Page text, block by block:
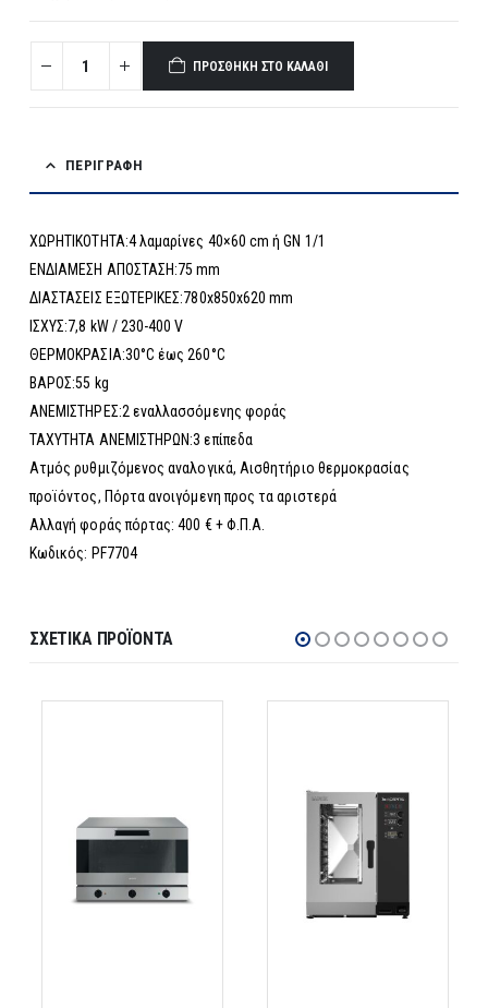
ΠΡΟΣΘΉΚΗ ΣΤΟ ΚΑΛΆΘΙ
ΠΕΡΙΓΡΑΦΉ
ΧΩΡΗΤΙΚΟΤΗΤΑ:4 λαμαρίνες 40×60 cm ή GN 1/1
ΕΝΔΙΑΜΕΣΗ ΑΠΟΣΤΑΣΗ:75 mm
ΔΙΑΣΤΑΣΕΙΣ ΕΞΩΤΕΡΙΚΕΣ:780x850x620 mm
ΙΣΧΥΣ:7,8 kW / 230-400 V
ΘΕΡΜΟΚΡΑΣΙΑ:30°C έως 260°C
ΒΑΡΟΣ:55 kg
ΑΝΕΜΙΣΤΗΡΕΣ:2 εναλλασσόμενης φοράς
ΤΑΧΥΤΗΤΑ ΑΝΕΜΙΣΤΗΡΩΝ:3 επίπεδα
Ατμός ρυθμιζόμενος αναλογικά, Αισθητήριο θερμοκρασίας
προϊόντος, Πόρτα ανοιγόμενη προς τα αριστερά
Αλλαγή φοράς πόρτας: 400 € + Φ.Π.Α.
Κωδικός: PF7704
ΣΧΕΤΙΚΆ ΠΡΟΪΌΝΤΑ